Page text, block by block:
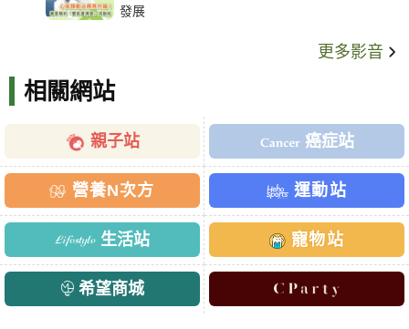
發展
更多影音
相關網站
親子站 癌症站
營養N次方 運動站
生活站 寵物站
希望商城